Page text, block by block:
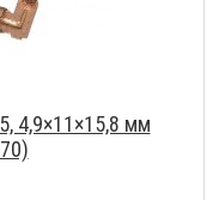
4,9×11×15,8 мм